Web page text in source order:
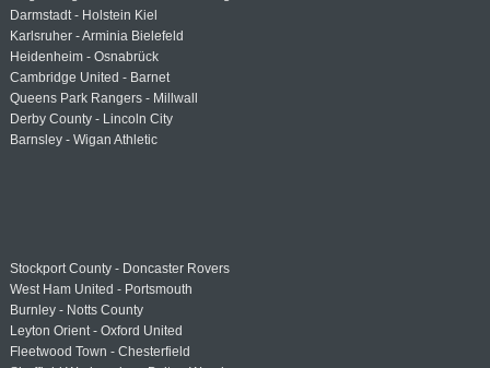
Darmstadt - Holstein Kiel
Karlsruher - Arminia Bielefeld
Heidenheim - Osnabrück
Cambridge United - Barnet
Queens Park Rangers - Millwall
Derby County - Lincoln City
Barnsley - Wigan Athletic
Stockport County - Doncaster Rovers
West Ham United - Portsmouth
Burnley - Notts County
Leyton Orient - Oxford United
Fleetwood Town - Chesterfield